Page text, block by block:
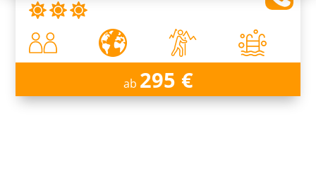
ab 295 €